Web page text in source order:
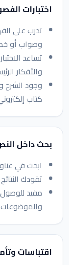
اختبارات
تدرب على
وصواب أو
تساعد
والأفكار
وجود الشرح
كتاب
بحث داخل
ابحث في
تقودك
مفيد
اقتباسات